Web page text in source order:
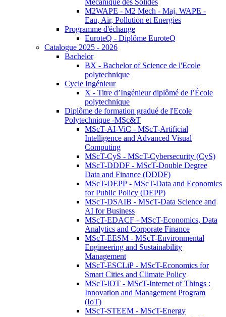
Mecanique des Solides
M2WAPE - M2 Mech - Maj. WAPE -
Eau, Air, Pollution et Energies
Programme d'échange
EuroteQ - Diplôme EuroteQ
Catalogue 2025 - 2026
Bachelor
BX - Bachelor of Science de l'Ecole
polytechnique
Cycle Ingénieur
X - Titre d’Ingénieur diplômé de l’École
polytechnique
Diplôme de formation gradué de l'Ecole
Polytechnique -MSc&T
MScT-AI-ViC - MScT-Artificial
Intelligence and Advanced Visual
Computing
MScT-CyS - MScT-Cybersecurity (CyS)
MScT-DDDF - MScT-Double Degree
Data and Finance (DDDF)
MScT-DEPP - MScT-Data and Economics
for Public Policy (DEPP)
MScT-DSAIB - MScT-Data Science and
AI for Business
MScT-EDACF - MScT-Economics, Data
Analytics and Corporate Finance
MScT-EESM - MScT-Environmental
Engineering and Sustainability
Management
MScT-ESCLiP - MScT-Economics for
Smart Cities and Climate Policy
MScT-IOT - MScT-Internet of Things :
Innovation and Management Program
(IoT)
MScT-STEEM - MScT-Energy